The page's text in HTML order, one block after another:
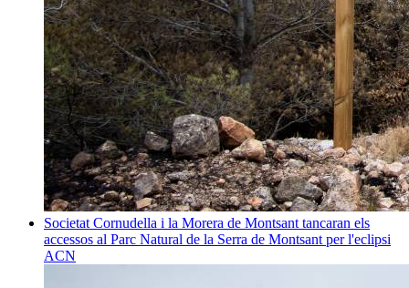
Societat Cornudella i la Morera de Montsant tancaran els
accessos al Parc Natural de la Serra de Montsant per l'eclipsi
ACN